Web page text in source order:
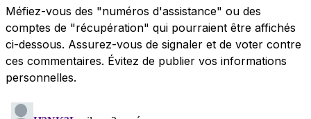
Méfiez-vous des "numéros d'assistance" ou des
comptes de "récupération" qui pourraient être affichés
ci-dessous. Assurez-vous de signaler et de voter contre
ces commentaires. Évitez de publier vos informations
personnelles.